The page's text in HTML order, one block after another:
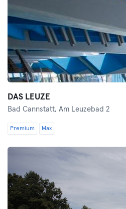
DAS LEUZE
Bad Cannstatt, Am Leuzebad 2
Premium Max